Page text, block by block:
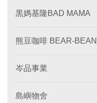
黒媽基隆BAD MAMA
熊豆咖啡 BEAR-
岑品事業
島嶼物舍